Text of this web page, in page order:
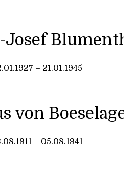
– 21.01.1945
von Boeselager
– 05.08.1941